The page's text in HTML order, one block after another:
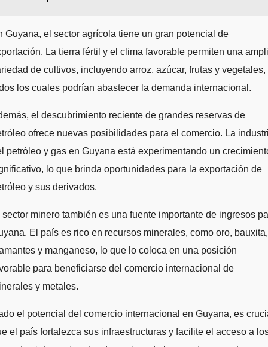
Guyana, el sector agrícola tiene un gran potencial de
La tierra fértil y el clima favorable permiten una
de cultivos, incluyendo arroz, azúcar, frutas y vegetales,
los cuales podrían abastecer la demanda internacional.
el descubrimiento reciente de grandes reservas de
ofrece nuevas posibilidades para el comercio. La
petróleo y gas en Guyana está experimentando un
lo que brinda oportunidades para la exportación de
y sus derivados.
sector minero también es una fuente importante de ingresos
El país es rico en recursos minerales, como oro, bauxita,
y manganeso, lo que lo coloca en una posición
para beneficiarse del comercio internacional de
y metales.
el potencial del comercio internacional en Guyana, es
el país fortalezca sus infraestructuras y facilite el acceso a